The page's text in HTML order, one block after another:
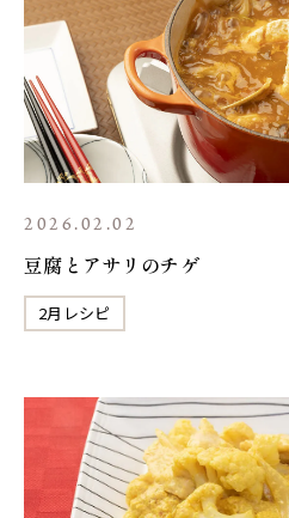
2026.02.02
豆腐とアサリのチゲ
2月レシピ